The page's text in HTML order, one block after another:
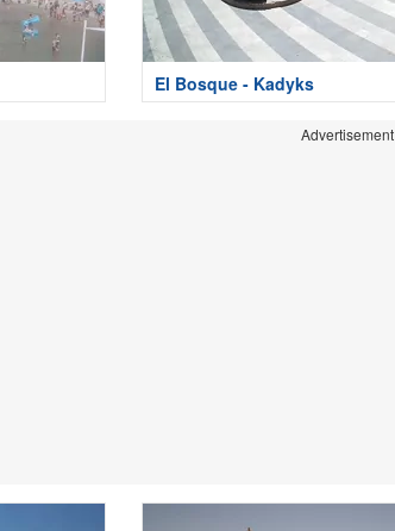
El Bosque - Kadyks
Advertisement